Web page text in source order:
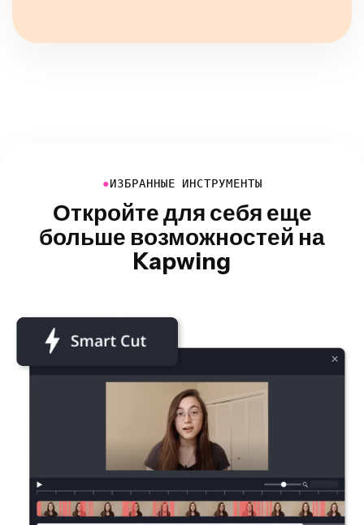
● ИЗБРАННЫЕ ИНСТРУМЕНТЫ
Откройте для себя еще
больше возможностей на
Kapwing